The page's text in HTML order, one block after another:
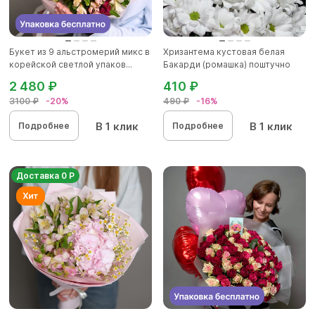
Букет из 9 альстромерий микс в
корейской светлой упаков...
3100 ₽ -20%
2 480 ₽
Подробнее В 1 клик
Хризантема кустовая белая
Бакарди (ромашка) поштучно
490 ₽ -16%
410 ₽
Подробнее В 1 клик
Доставка 0 Р